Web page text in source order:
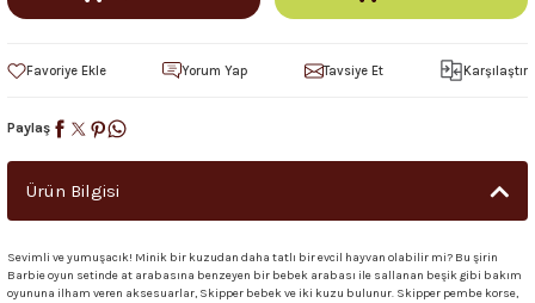
Yorum Yap Tavsiye Et Karşılaştır
Paylaş
Ürün Bilgisi
Sevimli ve yumuşacık! Minik bir kuzudan daha tatlı bir evcil hayvan olabilir mi? Bu şirin
Barbie oyun setinde at arabasına benzeyen bir bebek arabası ile sallanan beşik gibi bakım
oyununa ilham veren aksesuarlar, Skipper bebek ve iki kuzu bulunur. Skipper pembe korse,